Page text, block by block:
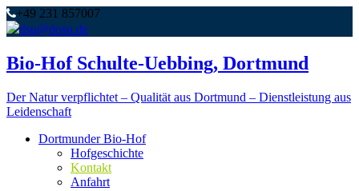
+49 231 857007
dsu@dosu.de
Bio-Hof Schulte-Uebbing, Dortmund
Der Natur verpflichtet – Qualität aus Dortmund – Dienstleistung aus
Leidenschaft
Dortmunder Bio-Hof
Hofgeschichte
Kontakt
Anfahrt